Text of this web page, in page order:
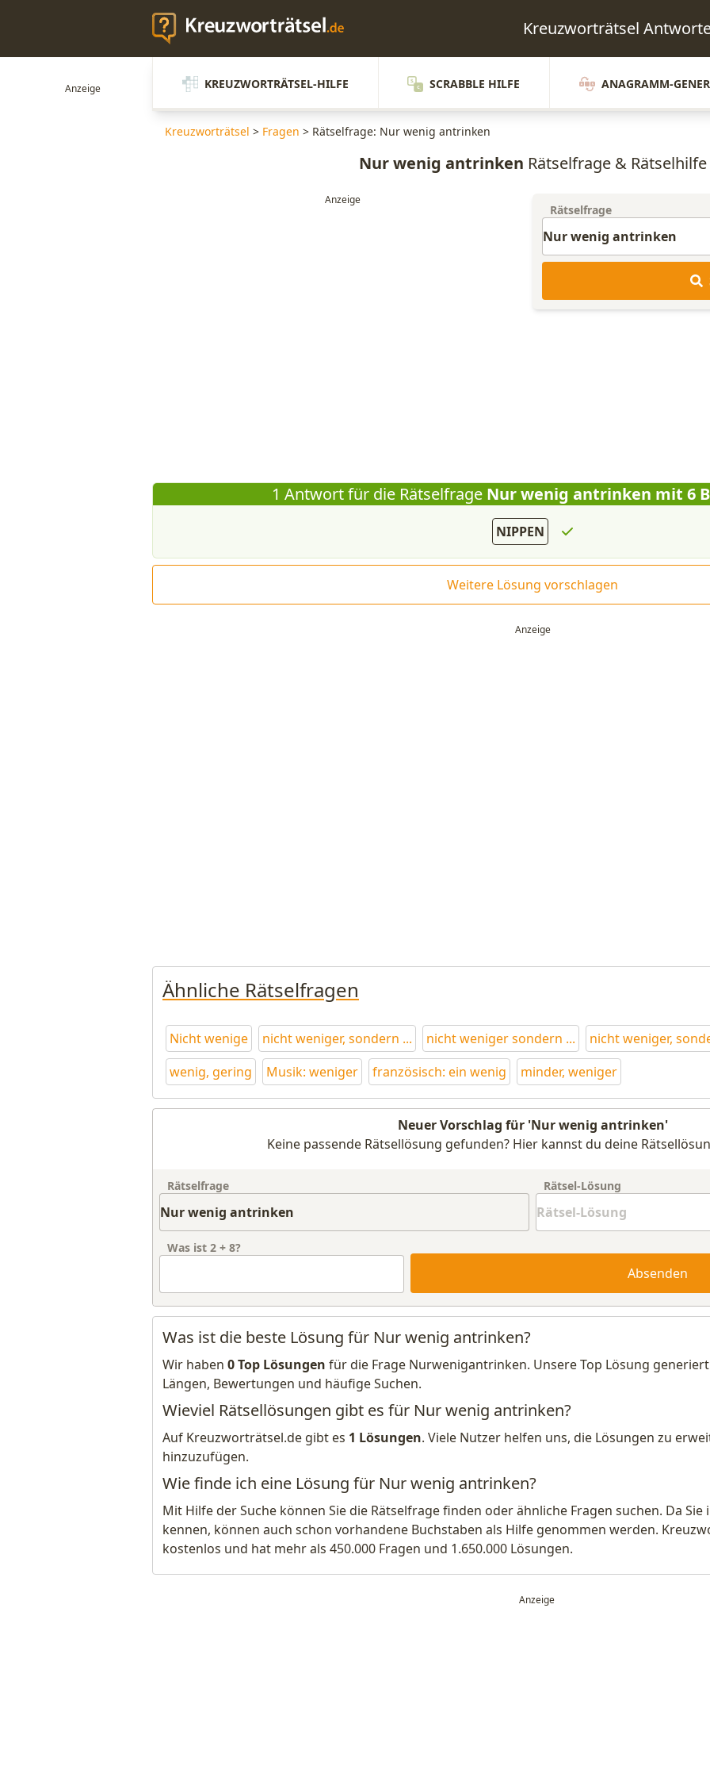
Kreuzworträtsel
KREUZWORTRÄTSEL-HILFE SCRABBLE HILFE ANAGRAMM-
Kreuzworträtsel > Fragen > Rätselfrage: Nur wenig antrinken
Nur wenig antrinken Rätselfrage & Rätselhilfe
Rätselfrage
1 Antwort für die Rätselfrage Nur wenig antrinken mit 6
NIPPEN
Weitere Lösung vorschlagen
Ähnliche Rätselfragen
Nicht wenige nicht weniger, sondern ... nicht weniger sondern ... nicht weniger,
wenig, gering
Musik: weniger französisch: ein wenig minder, weniger
Neuer Vorschlag für 'Nur wenig antrinken'
Keine passende Rätsellösung gefunden? Hier kannst du deine
Rätselfrage Rätsel-Lösung
Was ist 2 + 8?
Absenden
Was ist die beste Lösung für Nur wenig antrinken?
Wir haben 0 Top Lösungen für die Frage Nurwenigantrinken. Unsere Top Lösung
Längen, Bewertungen und häufige Suchen.
Wieviel Rätsellösungen gibt es für Nur wenig antrinken?
Auf Kreuzworträtsel.de gibt es 1 Lösungen. Viele Nutzer helfen uns, die Lösungen zu
hinzuzufügen.
Wie finde ich eine Lösung für Nur wenig antrinken?
Mit Hilfe der Suche können Sie die Rätselfrage finden oder ähnliche Fragen suchen. Da
kennen, können auch schon vorhandene Buchstaben als Hilfe genommen werden.
kostenlos und hat mehr als 450.000 Fragen und 1.650.000 Lösungen.